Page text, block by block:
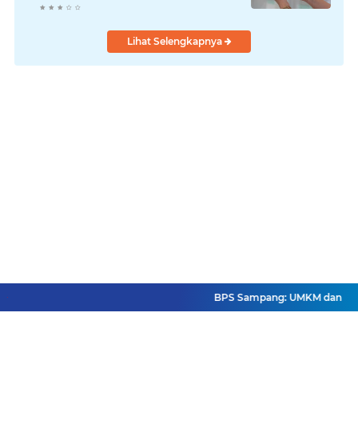
Lihat Selengkapnya
BPS Sampang: UMKM dan